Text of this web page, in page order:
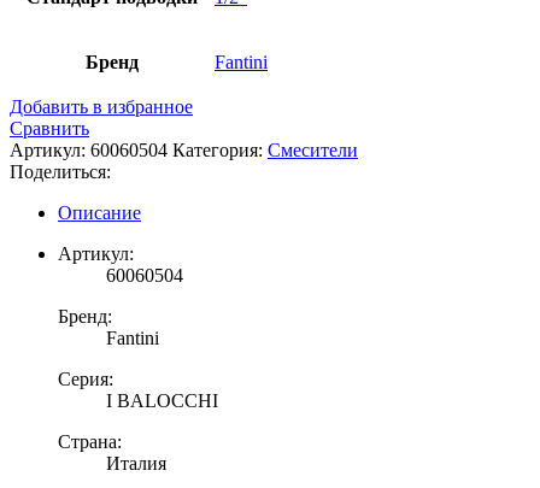
Бренд Fantini
Добавить в избранное
Сравнить
Артикул: 60060504 Категория: Смесители
Поделиться:
Описание
Артикул:
60060504
Бренд:
Fantini
Серия:
I BALOCCHI
Страна:
Италия